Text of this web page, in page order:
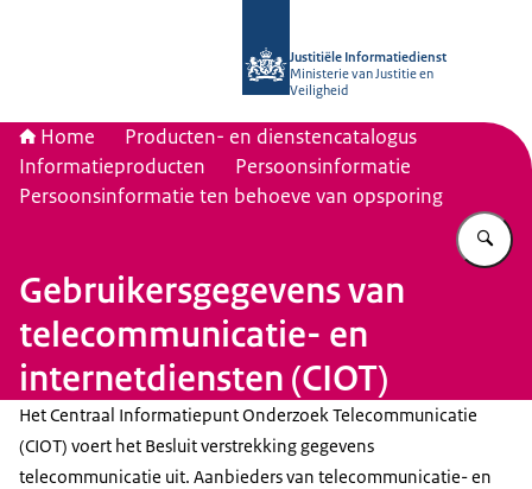
Justitiële Informatiedienst
Ministerie van Justitie en
Veiligheid
Home
Producten- en dienstencatalogus
Informatieproducten
Persoonsinformatie
Persoonsinformatie ten behoeve van opsporing
Gebruikersgegevens van
telecommunicatie- en
internetdiensten (CIOT)
Het Centraal Informatiepunt Onderzoek Telecommunicatie
(CIOT) voert het Besluit verstrekking gegevens
telecommunicatie uit. Aanbieders van telecommunicatie- en